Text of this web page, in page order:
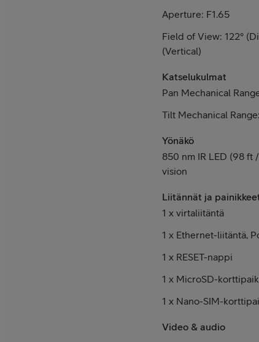
Aperture: F1.65
Field of View: 122°
(Vertical)
Katselukulmat
Pan Mechanical
Tilt Mechanical
Yönäkö
850 nm IR LED (98 ft
vision
Liitännät ja
1 x virtaliitäntä
1 x Ethernet-liitäntä,
1 x RESET-nappi
1 x MicroSD-
1 x Nano-SIM-
Video & audio